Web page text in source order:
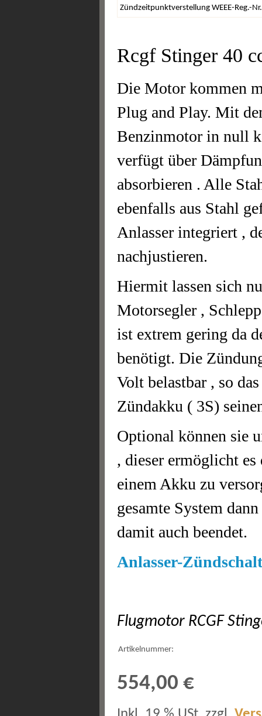
Zündzeitpunktverstellung WEEE-Reg.-
Rcgf Stinger 40
Die Motor kommen
Plug and Play. Mit
Benzinmotor in null
verfügt über
absorbieren . Alle
ebenfalls aus Stahl
Anlasser integriert ,
nachjustieren.
Hiermit lassen sich
Motorsegler ,
ist extrem gering da
benötigt. Die
Volt belastbar , so
Zündakku ( 3S)
Optional können sie
, dieser ermöglicht
einem Akku zu
gesamte System
damit auch beendet.
Anlasser-
Flugmotor RCGF
Artikelnummer:
554,00 €